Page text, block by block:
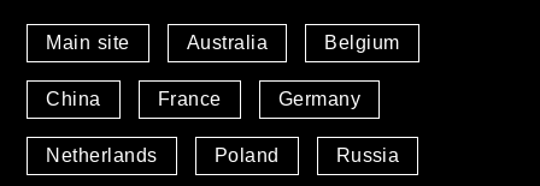
Main site Australia Belgium
China France Germany
Netherlands Poland Russia